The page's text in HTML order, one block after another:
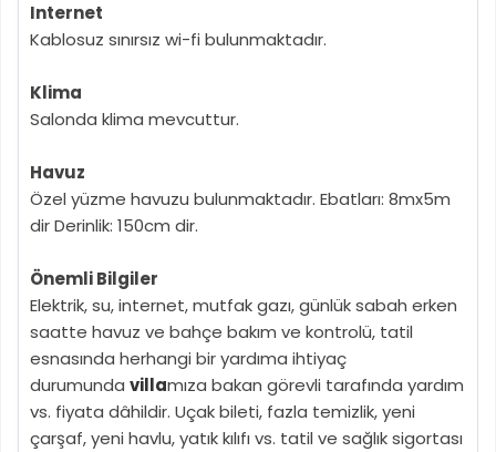
Internet
Kablosuz sınırsız wi-fi bulunmaktadır.
Klima
Salonda klima mevcuttur.
Havuz
Özel yüzme havuzu bulunmaktadır. Ebatları: 8mx5m
dir Derinlik: 150cm dir.
Önemli Bilgiler
Elektrik, su, internet, mutfak gazı, günlük sabah erken
saatte havuz ve bahçe bakım ve kontrolü, tatil
esnasında herhangi bir yardıma ihtiyaç
durumunda villamıza bakan görevli tarafında yardım
vs. fiyata dâhildir. Uçak bileti, fazla temizlik, yeni
çarşaf, yeni havlu, yatık kılıfı vs. tatil ve sağlık sigortası